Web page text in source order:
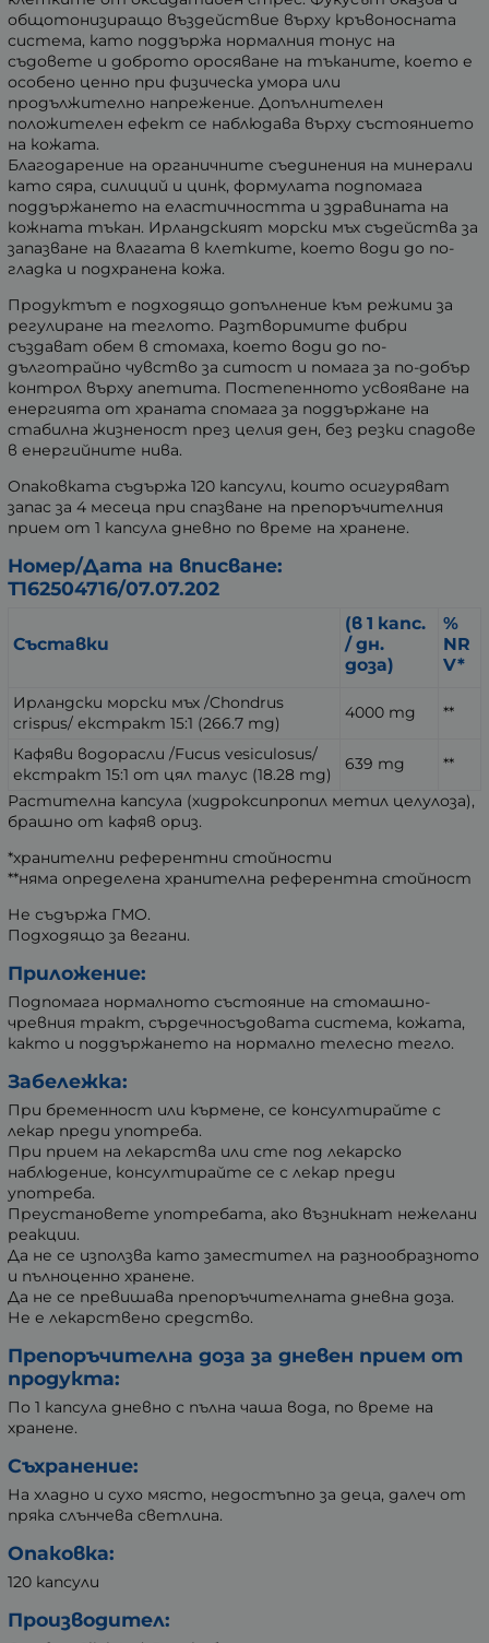
общотонизиращо въздействие върху кръвоносната
система, като поддържа нормалния тонус на
съдовете и доброто оросяване на тъканите, което е
особено ценно при физическа умора или
продължително напрежение. Допълнителен
положителен ефект се наблюдава върху състоянието
на кожата.
Благодарение на органичните съединения на минерали
като сяра, силиций и цинк, формулата подпомага
поддържането на еластичността и здравината на
кожната тъкан. Ирландският морски мъх съдейства за
запазване на влагата в клетките, което води до по-
гладка и подхранена кожа.
Продуктът е подходящо допълнение към режими за
регулиране на теглото. Разтворимите фибри
създават обем в стомаха, което води до по-
дълготрайно чувство за ситост и помага за по-добър
контрол върху апетита. Постепенното усвояване на
енергията от храната спомага за поддържане на
стабилна жизненост през целия ден, без резки спадове
в енергийните нива.
Опаковката съдържа 120 капсули, които осигуряват
запас за 4 месеца при спазване на препоръчителния
прием от 1 капсула дневно по време на хранене.
Номер/Дата на вписване:
Т162504716/07.07.202
Съставки
(в 1 капс.
/ дн.
доза)
%
NR
V*
Ирландски морски мъх /Chondrus
crispus/ екстракт 15:1 (266.7 mg)
4000 mg **
Кафяви водорасли /Fucus vesiculosus/
екстракт 15:1 от цял талус (18.28 mg)
639 mg
**
Растителна капсула (хидроксипропил метил целулоза),
брашно от кафяв ориз.
*хранителни референтни стойности
**няма определена хранителна референтна стойност
Не съдържа ГМО.
Подходящо за вегани.
Приложение:
Подпомага нормалното състояние на стомашно-
чревния тракт, сърдечносъдовата система, кожата,
както и поддържането на нормално телесно тегло.
Забележка:
При бременност или кърмене, се консултирайте с
лекар преди употреба.
При прием на лекарства или сте под лекарско
наблюдение, консултирайте се с лекар преди
употреба.
Преустановете употребата, ако възникнат нежелани
реакции.
Да не се използва като заместител на разнообразното
и пълноценно хранене.
Да не се превишава препоръчителната дневна доза.
Не е лекарствено средство.
Препоръчителна доза за дневен прием от
продукта:
По 1 капсула дневно с пълна чаша вода, по време на
хранене.
Съхранение:
На хладно и сухо място, недостъпно за деца, далеч от
пряка слънчева светлина.
Опаковка:
120 капсули
Производител: